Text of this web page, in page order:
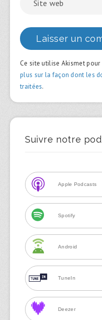
Ce site utilise Akismet
plus sur la façon dont les
traitées.
Suivre notre
Apple Podcasts
Spotify
Android
TuneIn
Deezer